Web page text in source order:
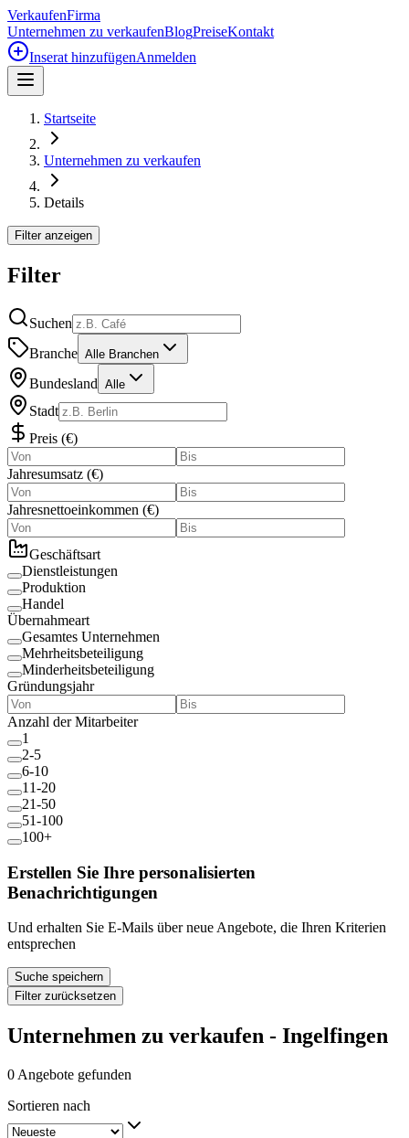
VerkaufenFirma
Unternehmen zu verkaufenBlogPreiseKontakt
Inserat hinzufügenAnmelden
Startseite
Unternehmen zu verkaufen
Details
Filter anzeigen
Filter
Suchen
Branche Alle Branchen
Bundesland Alle
Stadt
Preis (€)
Jahresumsatz (€)
Jahresnettoeinkommen (€)
Geschäftsart
Dienstleistungen
Produktion
Handel
Übernahmeart
Gesamtes Unternehmen
Mehrheitsbeteiligung
Minderheitsbeteiligung
Gründungsjahr
Anzahl der Mitarbeiter
1
2-5
6-10
11-20
21-50
51-100
100+
Erstellen Sie Ihre personalisierten
Benachrichtigungen
Und erhalten Sie E-Mails über neue Angebote, die Ihren Kriterien
entsprechen
Suche speichern
Filter zurücksetzen
Unternehmen zu verkaufen - Ingelfingen
0 Angebote gefunden
Sortieren nach